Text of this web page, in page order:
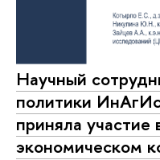
Научный
политики
приняла участие
экономическом